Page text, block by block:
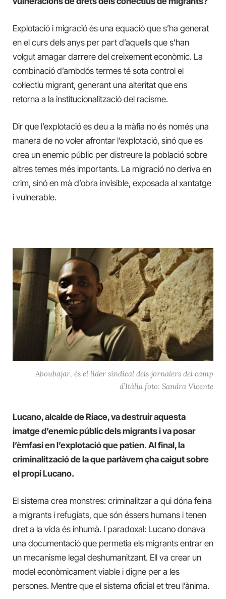
Explotació i migració és una equació que s’ha generat
en el curs dels anys per part d’aquells que s’han
volgut amagar darrere del creixement econòmic. La
combinació d’ambdós termes té sota control el
col·lectiu migrant, generant una alteritat que ens
retorna a la institucionalització del racisme.
Dir que l’explotació es deu a la màfia no és només una
manera de no voler afrontar l’explotació, sinó que es
crea un enemic públic per distreure la població sobre
altres temes més importants. La migració no deriva en
crim, sinó en mà d’obra invisible, exposada al xantatge
i vulnerable.
Aboubajar, és el líder sindical dels jornalers del camp
d’Itàlia foto: Sandra Vicente
Lucano, alcalde de Riace, va destruir aquesta
imatge d’enemic públic dels migrants i va posar
l’èmfasi en l’explotació que patien. Al final, la
criminalització de la que parlàvem çha caigut sobre
el propi Lucano.
El sistema crea monstres: criminalitzar a qui dóna feina
a migrants i refugiats, que són éssers humans i tenen
dret a la vida és inhumà. I paradoxal: Lucano donava
una documentació que permetia els migrants entrar en
un mecanisme legal deshumanitzant. Ell va crear un
model econòmicament viable i digne per a les
persones. Mentre que el sistema oficial et treu l’ànima.